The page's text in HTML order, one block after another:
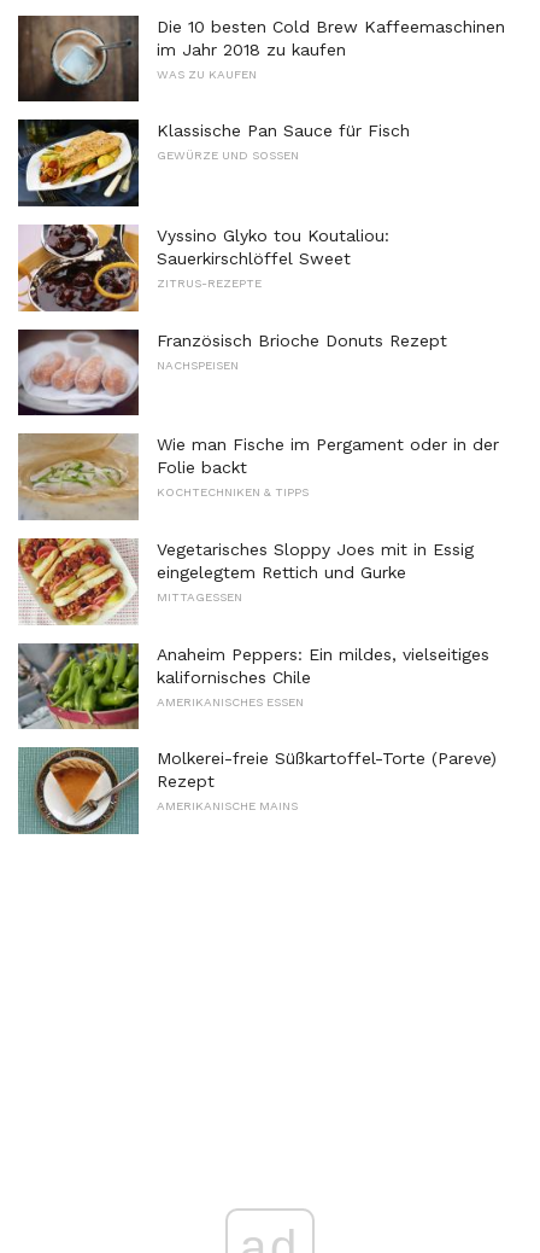
Die 10 besten Cold Brew Kaffeemaschinen
im Jahr 2018 zu kaufen
WAS ZU KAUFEN
Klassische Pan Sauce für Fisch
GEWÜRZE UND SOSSEN
Vyssino Glyko tou Koutaliou:
Sauerkirschlöffel Sweet
ZITRUS-REZEPTE
Französisch Brioche Donuts Rezept
NACHSPEISEN
Wie man Fische im Pergament oder in der
Folie backt
KOCHTECHNIKEN & TIPPS
Vegetarisches Sloppy Joes mit in Essig
eingelegtem Rettich und Gurke
MITTAGESSEN
Anaheim Peppers: Ein mildes, vielseitiges
kalifornisches Chile
AMERIKANISCHES ESSEN
Molkerei-freie Süßkartoffel-Torte (Pareve)
Rezept
AMERIKANISCHE MAINS